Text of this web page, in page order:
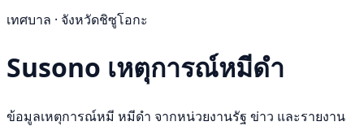
เทศบาล · จังหวัดชิซูโอกะ
Susono เหตุการณ์หมีดำ
ข้อมูลเหตุการณ์หมี หมีดำ จากหน่วยงานรัฐ ข่าว และรายงาน